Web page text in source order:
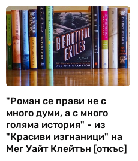
"Роман се прави не с
много думи, а с много
голяма история" - из
"Красиви изгнаници" на
Мег Уайт Клейтън [откъс]